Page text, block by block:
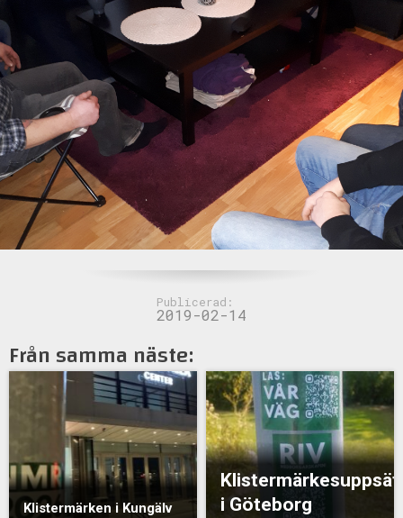
Publicerad:
2019-02-14
Från samma näste:
Klistermärken i Kungälv
i Göteborg